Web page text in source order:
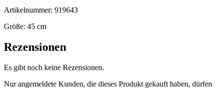
Artikelnummer: 919643
Größe: 45 cm
Rezensionen
Es gibt noch keine Rezensionen.
Nur angemeldete Kunden, die dieses Produkt gekauft haben, dürfen